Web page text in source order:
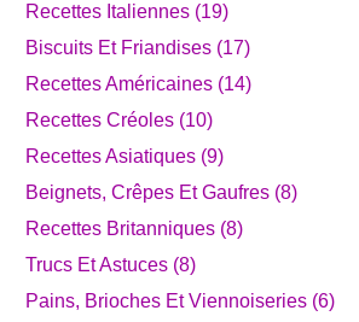
Recettes Italiennes (19)
Biscuits Et Friandises (17)
Recettes Américaines (14)
Recettes Créoles (10)
Recettes Asiatiques (9)
Beignets, Crêpes Et Gaufres (8)
Recettes Britanniques (8)
Trucs Et Astuces (8)
Pains, Brioches Et Viennoiseries (6)